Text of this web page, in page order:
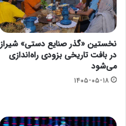
نخستین «گذر صنایع دستی» شیراز
در بافت تاریخی بزودی راه‌اندازی
می‌شود
۱۴۰۵-۰۵-۱۸